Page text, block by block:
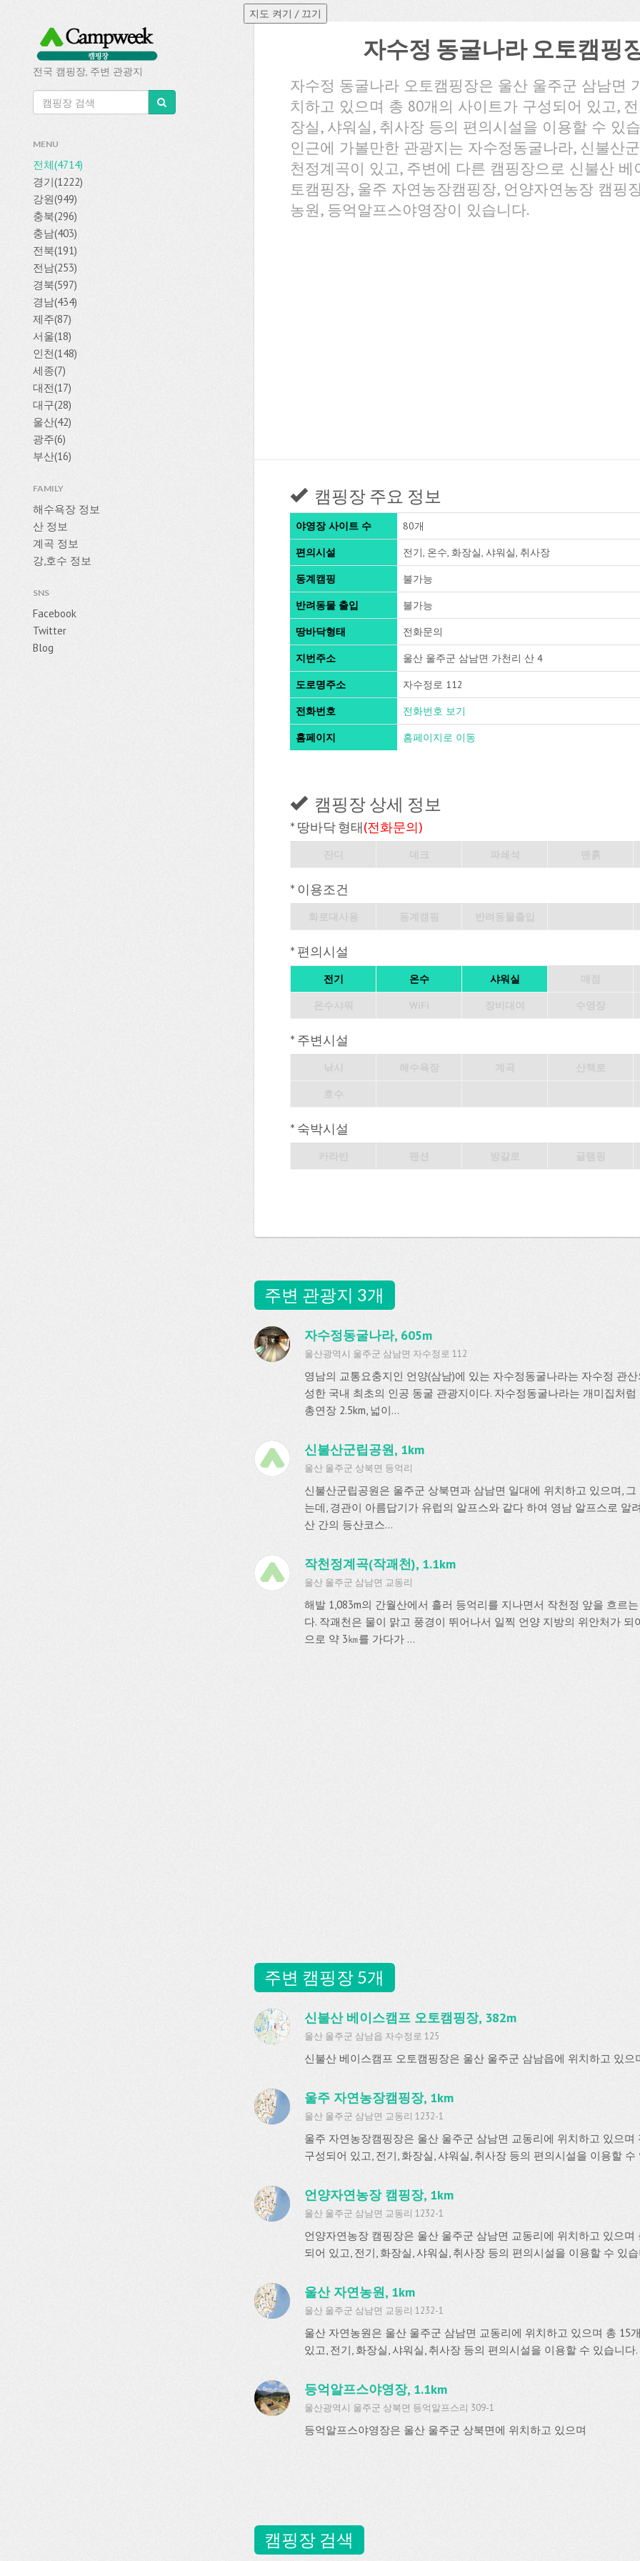
전국 캠핑장, 주변 관광지
MENU
전체(4714)
경기(1222)
강원(949)
충북(296)
충남(403)
전북(191)
전남(253)
경북(597)
경남(434)
제주(87)
서울(18)
인천(148)
세종(7)
대전(17)
대구(28)
울산(42)
광주(6)
부산(16)
FAMILY
해수욕장 정보
산 정보
계곡 정보
강,호수 정보
SNS
Facebook
Twitter
Blog
자수정 동굴나라 오토캠핑
자수정 동굴나라 오토캠핑장은 울산 울주군 삼남면
치하고 있으며 총 80개의 사이트가 구성되어 있고,
장실, 샤워실, 취사장 등의 편의시설을 이용할 수 있
인근에 가볼만한 관광지는 자수정동굴나라, 신불산
천정계곡이 있고, 주변에 다른 캠핑장으로 신불산 베
토캠핑장, 울주 자연농장캠핑장, 언양자연농장 캠핑
농원, 등억알프스야영장이 있습니다.
캠핑장 주요 정보
야영장 사이트 수 80개
편의시설 전기, 온수, 화장실, 샤워실, 취사장
동계캠핑 불가능
반려동물 출입 불가능
땅바닥형태 전화문의
지번주소 울산 울주군 삼남면 가천리 산 4
도로명주소 자수정로 112
전화번호 전화번호 보기
홈페이지 홈페이지로 이동
캠핑장 상세 정보
* 땅바닥 형태(전화문의)
* 이용조건
* 편의시설
전기 온수 샤워실
* 주변시설
* 숙박시설
주변 관광지 3개
자수정동굴나라, 605m
울산광역시 울주군 삼남면 자수정로 112
영남의 교통요충지인 언양(삼남)에 있는 자수정동굴나라는 자수정 관
성한 국내 최초의 인공 동굴 관광지이다. 자수정동굴나라는 개미집처
총연장 2.5km, 넓이...
신불산군립공원, 1km
울산 울주군 상북면 등억리
신불산군립공원은 울주군 상북면과 삼남면 일대에 위치하고 있으며,
는데, 경관이 아름답기가 유럽의 알프스와 같다 하여 영남 알프스로 알
산 간의 등산코스...
작천정계곡(작괘천), 1.1km
울산 울주군 삼남면 교동리
해발 1,083m의 간월산에서 흘러 등억리를 지나면서 작천정 앞을 흐르
다. 작괘천은 물이 맑고 풍경이 뛰어나서 일찍 언양 지방의 위안처가 되
으로 약 3㎞를 가다가 ...
주변 캠핑장 5개
신불산 베이스캠프 오토캠핑장, 382m
울산 울주군 삼남읍 자수정로 125
신불산 베이스캠프 오토캠핑장은 울산 울주군 삼남읍에 위치하고 있으
울주 자연농장캠핑장, 1km
울산 울주군 삼남면 교동리 1232-1
울주 자연농장캠핑장은 울산 울주군 삼남면 교동리에 위치하고 있으며
구성되어 있고, 전기, 화장실, 샤워실, 취사장 등의 편의시설을 이용할 수
언양자연농장 캠핑장, 1km
울산 울주군 삼남면 교동리 1232-1
언양자연농장 캠핑장은 울산 울주군 삼남면 교동리에 위치하고 있으며
되어 있고, 전기, 화장실, 샤워실, 취사장 등의 편의시설을 이용할 수 있
울산 자연농원, 1km
울산 울주군 삼남면 교동리 1232-1
울산 자연농원은 울산 울주군 삼남면 교동리에 위치하고 있으며 총 15
있고, 전기, 화장실, 샤워실, 취사장 등의 편의시설을 이용할 수 있습니다.
등억알프스야영장, 1.1km
울산광역시 울주군 상북면 등억알프스리 309-1
등억알프스야영장은 울산 울주군 상북면에 위치하고 있으며
캠핑장 검색